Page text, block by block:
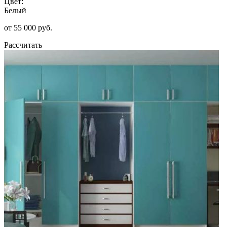
Белый
от 55 000 руб.
Рассчитать